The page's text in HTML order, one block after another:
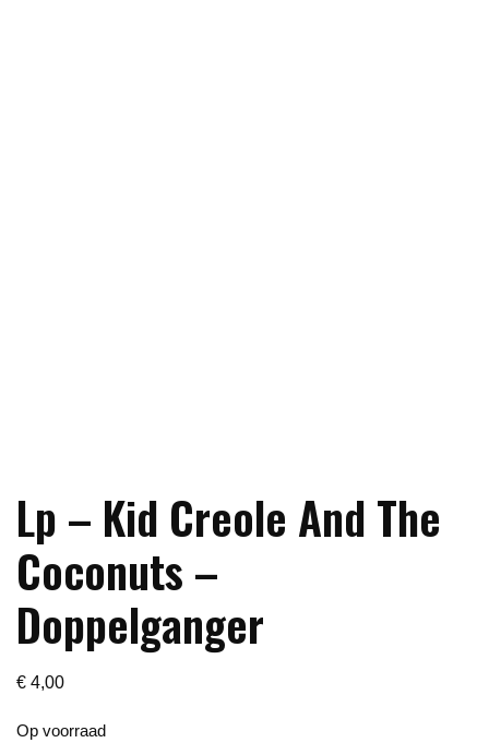
Lp – Kid Creole And The
Coconuts –
Doppelganger
€ 4,00
Op voorraad